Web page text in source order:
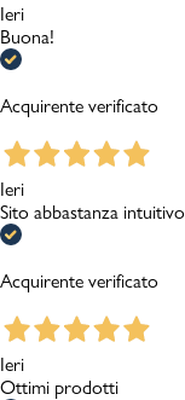
Ieri
Buona!
Acquirente verificato
Ieri
Sito abbastanza intuitivo
Acquirente verificato
Ieri
Ottimi prodotti